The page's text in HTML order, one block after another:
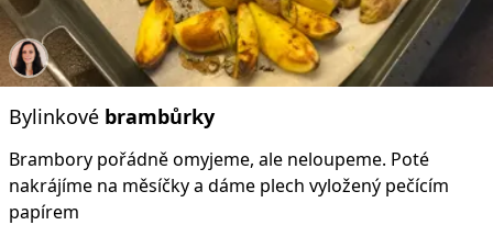
Bylinkové brambůrky
Brambory pořádně omyjeme, ale neloupeme. Poté
nakrájíme na měsíčky a dáme plech vyložený pečícím
papírem